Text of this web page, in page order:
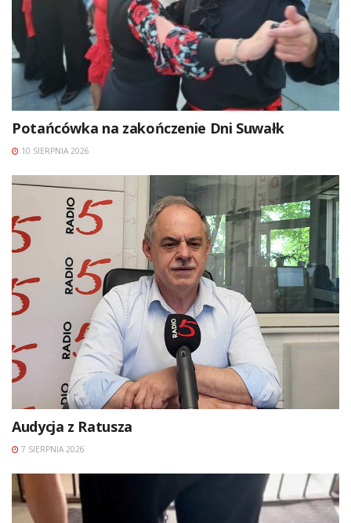
Potańcówka na zakończenie Dni Suwałk
10 SIERPNIA 2026
Audycja z Ratusza
7 SIERPNIA 2026